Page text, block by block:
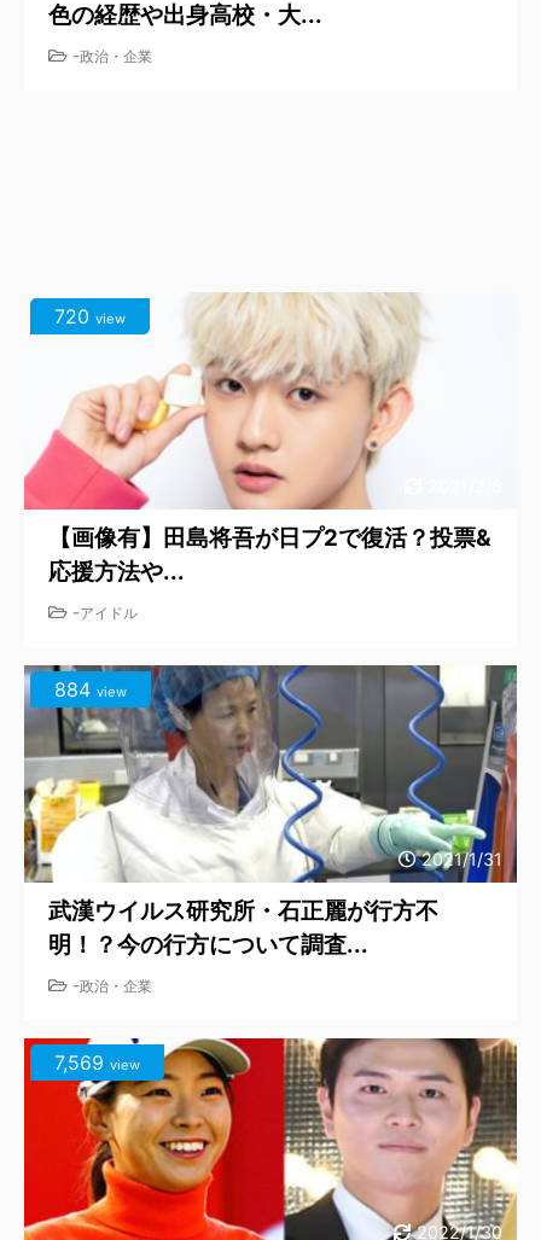
色の経歴や出身高校・大...
-政治・企業
720 view
【画像有】田島将吾が日プ2で復活？投票&
応援方法や...
-アイドル
2021/1/31
884 view
武漢ウイルス研究所・石正麗が行方不
明！？今の行方について調査...
-政治・企業
2022/1/30
7,569 view